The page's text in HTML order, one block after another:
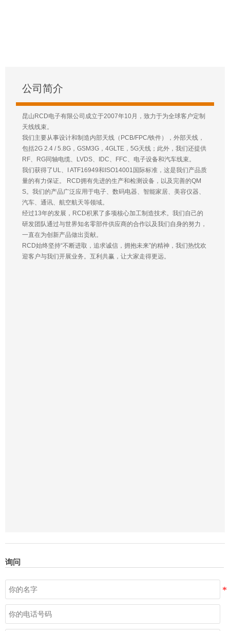
公司简介
昆山RCD电子有限公司成立于2007年10月，致力于为全球客户定制
天线线束。
我们主要从事设计和制造内部天线（PCB/FPC/铁件），外部天线，
包括2G 2.4 / 5.8G，GSM3G，4GLTE，5G天线；此外，我们还提供
RF、RG同轴电缆、LVDS、IDC、FFC、电子设备和汽车线束。
我们获得了UL、I ATF16949和ISO14001国际标准，这是我们产品质
量的有力保证。 RCD拥有先进的生产和检测设备，以及完善的QM
S。我们的产品广泛应用于电子、数码电器、智能家居、美容仪器、
汽车、通讯、航空航天等领域。
经过13年的发展，RCD积累了多项核心加工制造技术。我们自己的
研发团队通过与世界知名零部件供应商的合作以及我们自身的努力，
一直在为创新产品做出贡献。
RCD始终坚持“不断进取，追求诚信，拥抱未来”的精神，我们热忱欢
迎客户与我们开展业务。互利共赢，让大家走得更远。
询问